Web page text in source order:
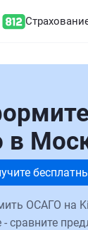
в
ОСАГО на
сравните